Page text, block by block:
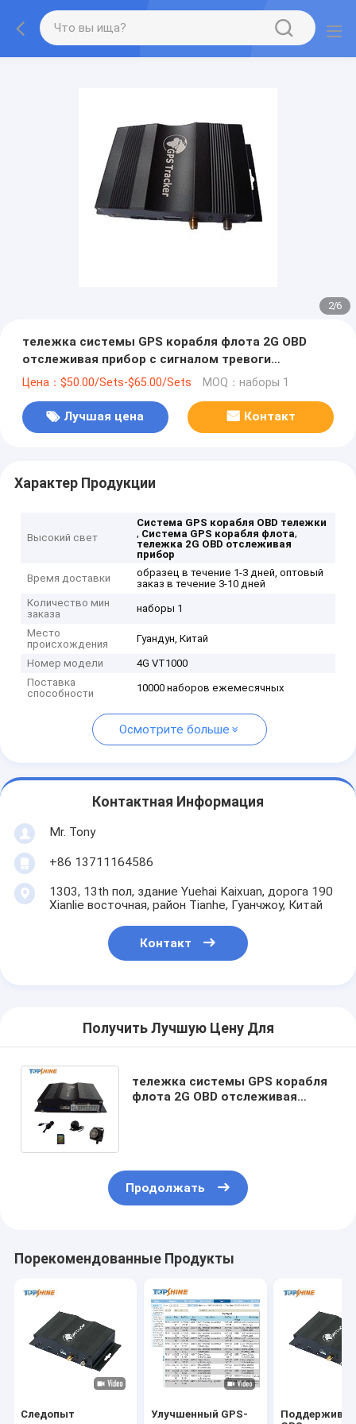
2/6
тележка системы GPS корабля флота 2G OBD
отслеживая прибор с сигналом тревоги
усталости водителя
Цена：$50.00/Sets-$65.00/Sets MOQ：наборы 1
Лучшая цена Контакт
Характер Продукции
Высокий свет
Система GPS корабля OBD тележки
, Система GPS корабля флота,
тележка 2G OBD отслеживая
прибор
Время доставки
образец в течение 1-3 дней, оптовый
заказ в течение 3-10 дней
Количество мин
заказа
наборы 1
Место
происхождения
Гуандун, Китай
Номер модели
4G VT1000
Поставка
способности
10000 наборов ежемесячных
Осмотрите больше
Контактная Информация
Mr. Tony
+86 13711164586
1303, 13th пол, здание Yuehai Kaixuan, дорога 190
Xianlie восточная, район Tianhe, Гуанчжоу, Китай
Контакт
Получить Лучшую Цену Для
тележка системы GPS корабля
флота 2G OBD отслеживая
Продолжать
Порекомендованные Продукты
Следопыт
Улучшенный GPS-